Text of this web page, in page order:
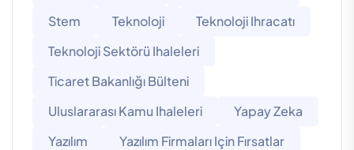
Stem
Teknoloji
Teknoloji Ihracatı
Teknoloji Sektörü Ihaleleri
Ticaret Bakanlığı Bülteni
Uluslararası Kamu Ihaleleri
Yapay Zeka
Yazılım
Yazılım Firmaları Için Fırsatlar